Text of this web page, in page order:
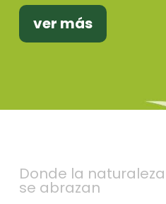
ver más
Donde la
se abrazan